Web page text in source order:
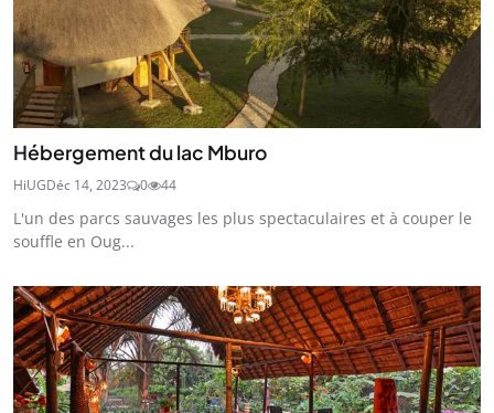
Hébergement du lac Mburo
HiUGDéc 14, 2023 0 44
L'un des parcs sauvages les plus spectaculaires et à couper le
souffle en Oug...